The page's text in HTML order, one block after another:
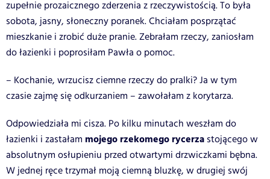
zupełnie prozaicznego zderzenia z rzeczywistością. To była
sobota, jasny, słoneczny poranek. Chciałam posprzątać
mieszkanie i zrobić duże pranie. Zebrałam rzeczy, zaniosłam
do łazienki i poprosiłam Pawła o pomoc.
– Kochanie, wrzucisz ciemne rzeczy do pralki? Ja w tym
czasie zajmę się odkurzaniem – zawołałam z korytarza.
Odpowiedziała mi cisza. Po kilku minutach weszłam do
łazienki i zastałam mojego rzekomego rycerza stojącego w
absolutnym osłupieniu przed otwartymi drzwiczkami bębna.
W jednej ręce trzymał moją ciemną bluzkę, w drugiej swój